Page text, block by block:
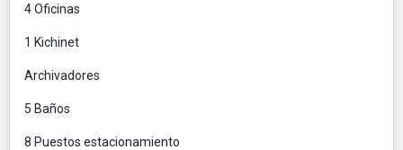
4 Oficinas
1 Kichinet
Archivadores
5 Baños
8 Puestos estacionamiento